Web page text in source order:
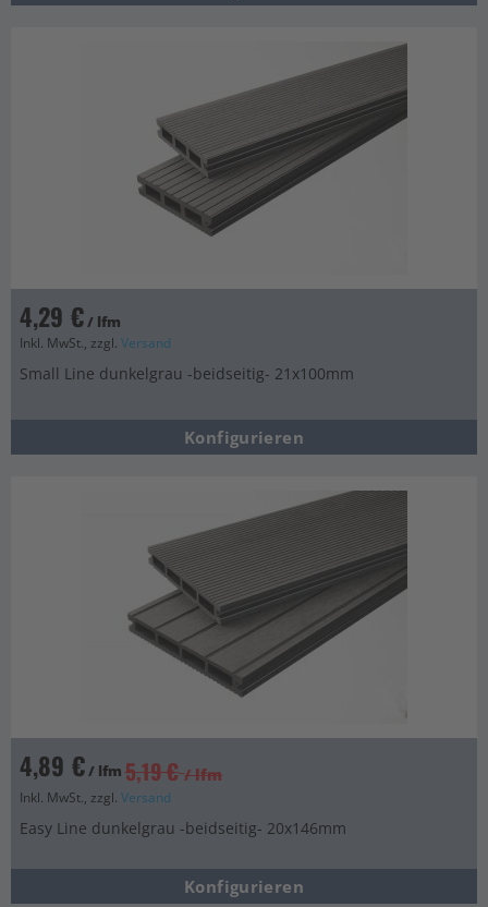
4,29 €/ lfm
Inkl. MwSt., zzgl. Versand
Small Line dunkelgrau -beidseitig- 21x100mm
Konfigurieren
4,89 €/ lfm 5,19 € / lfm
Inkl. MwSt., zzgl. Versand
Easy Line dunkelgrau -beidseitig- 20x146mm
Konfigurieren